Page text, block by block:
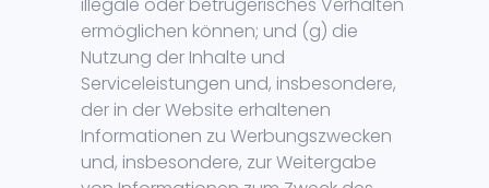
illegale oder betrügerisches Verhalten
ermöglichen können; und (g) die
Nutzung der Inhalte und
Serviceleistungen und, insbesondere,
der in der Website erhaltenen
Informationen zu Werbungszwecken
und, insbesondere, zur Weitergabe